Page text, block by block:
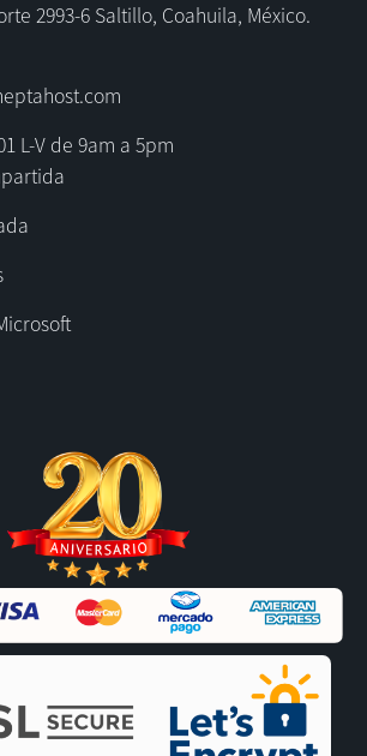
2993-6 Saltillo, Coahuila, México.
L-V de 9am a 5pm